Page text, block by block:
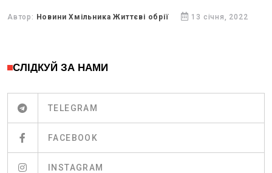
Автор: Новини Хмільника Життєві обрії 13 січня, 2022
СЛІДКУЙ ЗА НАМИ
TELEGRAM
FACEBOOK
INSTAGRAM